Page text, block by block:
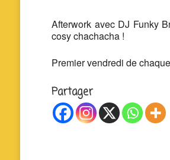
Afterwork avec DJ Funky
cosy chachacha !
Premier vendredi de
Partager